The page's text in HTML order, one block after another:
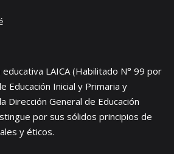
LAICA (Habilitado N° 99 por
Educación Inicial y Primaria y
Dirección General de Educación
por sus sólidos principios de
y éticos.